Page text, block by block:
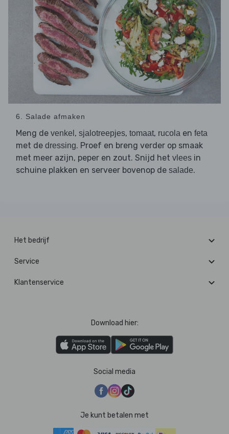
6. Salade afmaken
Meng de venkel , sjalotreepjes, tomaat, rucola en feta
met de dressing. Proef en breng verder op smaak
met meer azijn, peper en zout. Snijd het vlees in
schuine plakken en serveer bovenop de salade.
Het bedrijf
Service
Klantenservice
Download hier:
Social media
Je kunt betalen met